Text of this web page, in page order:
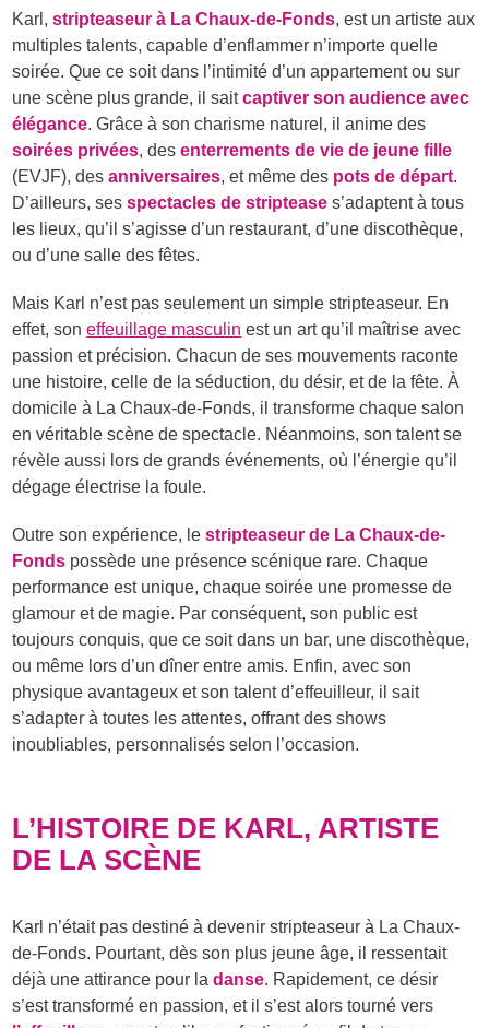
Karl,stripteaseur à La Chaux-de-Fonds, est un artiste aux
multiples talents, capable d’enflammer n’importe quelle
soirée. Que ce soit dans l’intimité d’un appartement ou sur
une scène plus grande, il saitcaptiver son audience avec
élégance. Grâce à son charisme naturel, il anime des
soirées privées, desenterrements de vie de jeune fille
(EVJF), desanniversaires, et même des pots de départ.
D’ailleurs, sesspectacles de striptease s’adaptent à tous
les lieux, qu’il s’agisse d’un restaurant, d’une discothèque,
ou d’une salle des fêtes.
Mais Karl n’est pas seulement un simple stripteaseur. En
effet, soneffeuillage masculin est un art qu’il maîtrise avec
passion et précision. Chacun de ses mouvements raconte
une histoire, celle de la séduction, du désir, et de la fête. À
domicile à La Chaux-de-Fonds, il transforme chaque salon
en véritable scène de spectacle. Néanmoins, son talent se
révèle aussi lors de grands événements, où l’énergie qu’il
dégage électrise la foule.
Outre son expérience, lestripteaseur de La Chaux-de-
Fonds possède une présence scénique rare. Chaque
performance est unique, chaque soirée une promesse de
glamour et de magie. Par conséquent, son public est
toujours conquis, que ce soit dans un bar, une discothèque,
ou même lors d’un dîner entre amis. Enfin, avec son
physique avantageux et son talent d’effeuilleur, il sait
s’adapter à toutes les attentes, offrant des shows
inoubliables, personnalisés selon l’occasion.
L’HISTOIRE DE KARL, ARTISTE
DE LA SCÈNE
Karl n’était pas destiné à devenir stripteaseur à La Chaux-
de-Fonds. Pourtant, dès son plus jeune âge, il ressentait
déjà une attirance pour ladanse. Rapidement, ce désir
s’est transformé en passion, et il s’est alors tourné vers